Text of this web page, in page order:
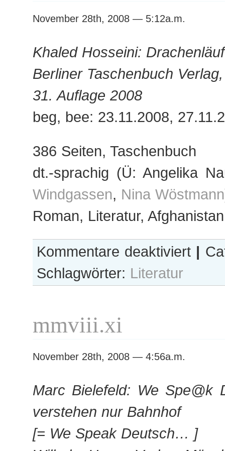
November 28th, 2008 — 5:12a.m.
Khaled Hosseini:
Berliner Taschenbuch
31. Auflage 2008
beg, bee: 23.11.2008,
386 Seiten, Taschenbuch
dt.-sprachig (Ü: Angelika
Windgassen, Nina Wöstmann
Roman, Literatur, Afghanistan
Kommentare deaktiviert für
mmviii.xii
|
Schlagwörter: Literatur
mmviii.xi
November 28th, 2008 — 4:56a.m.
Marc Bielefeld: We Spe@k
verstehen nur Bahnhof
[= We Speak Deutsch… ]